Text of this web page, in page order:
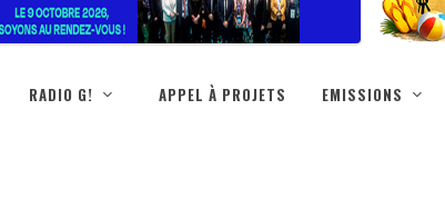
RADIO G! APPEL À PROJETS EMISSIONS